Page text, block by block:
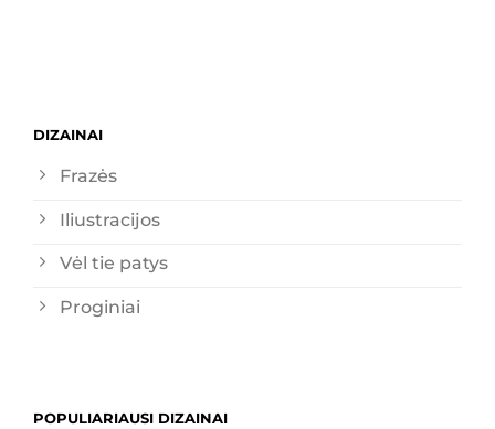
DIZAINAI
Frazės
Iliustracijos
Vėl tie patys
Proginiai
POPULIARIAUSI DIZAINAI